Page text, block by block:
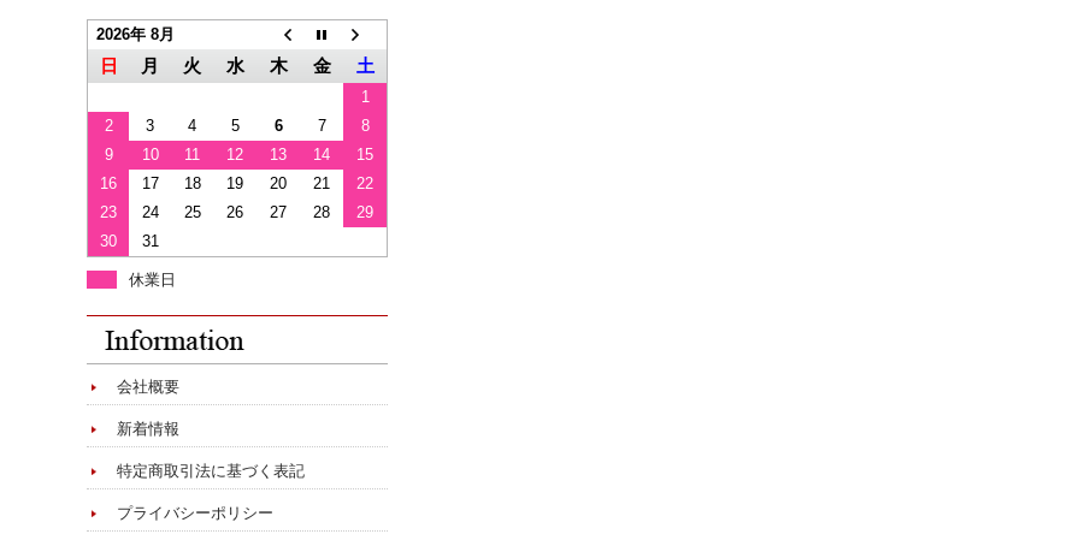
2026年 8月
日 月 火 水 木 金 土
1
2
3 4 5 6 7
8
9
10 11 12 13 14
15
16
17 18 19 20 21
22
23
24 25 26 27 28
29
30
31
休業日
会社概要
新着情報
特定商取引法に基づく表記
プライバシーポリシー